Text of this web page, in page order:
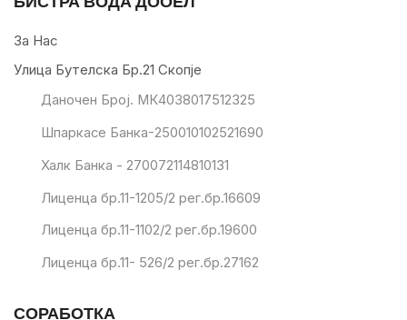
За Нас
Улица Бутелска Бр.21 Скопје
Даночен Број. МК4038017512325
Шпаркасе Банка-250010102521690
Халк Банка - 270072114810131
Лиценца бр.11-1205/2 рег.бр.16609
Лиценца бр.11-1102/2 рег.бр.19600
Лиценца бр.11- 526/2 рег.бр.27162
СОРАБОТКА